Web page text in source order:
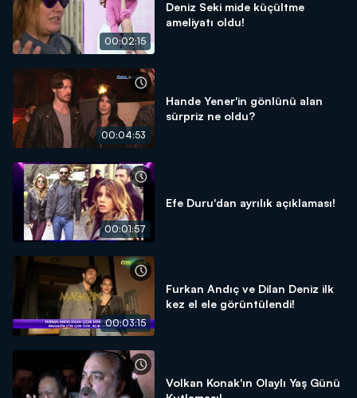
00:02:15
Deniz Seki mide küçültme
ameliyatı oldu!
00:04:53
Hande Yener'in gönlünü alan
sürpriz ne oldu?
00:01:57
Efe Duru'dan ayrılık açıklaması!
00:03:15
Furkan Andıç ve Dilan Deniz ilk
kez el ele görüntülendi!
Volkan Konak'ın Olaylı Yaş Günü